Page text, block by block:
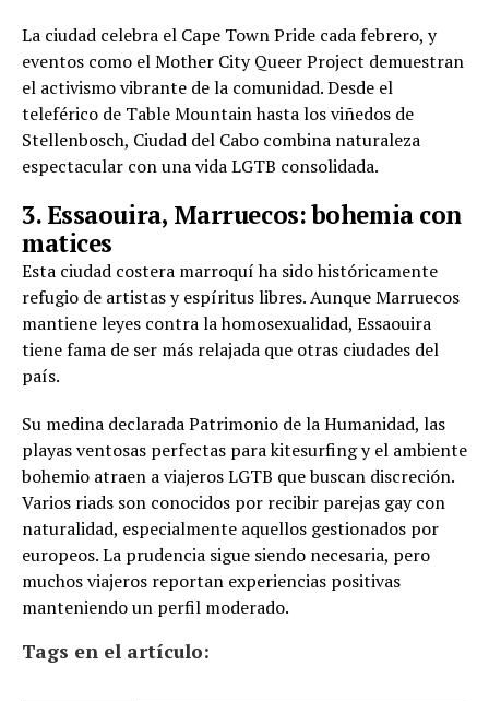
La ciudad celebra el Cape Town Pride cada febrero, y
eventos como el Mother City Queer Project demuestran
el activismo vibrante de la comunidad. Desde el
teleférico de Table Mountain hasta los viñedos de
Stellenbosch, Ciudad del Cabo combina naturaleza
espectacular con una vida LGTB consolidada.
3. Essaouira, Marruecos: bohemia con
matices
Esta ciudad costera marroquí ha sido históricamente
refugio de artistas y espíritus libres. Aunque Marruecos
mantiene leyes contra la homosexualidad, Essaouira
tiene fama de ser más relajada que otras ciudades del
país.
Su medina declarada Patrimonio de la Humanidad, las
playas ventosas perfectas para kitesurfing y el ambiente
bohemio atraen a viajeros LGTB que buscan discreción.
Varios riads son conocidos por recibir parejas gay con
naturalidad, especialmente aquellos gestionados por
europeos. La prudencia sigue siendo necesaria, pero
muchos viajeros reportan experiencias positivas
manteniendo un perfil moderado.
Tags en el artículo: